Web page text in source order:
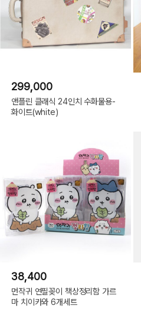
299,000
앤플린 클래식 24인치 수화물용-
화이트(white)
38,400
먼작귀 연필꽂이 책상정리함 가르
마 치이카와 6개세트